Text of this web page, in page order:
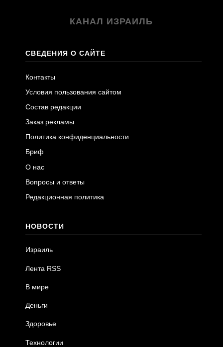
КАНАЛ ИЗРАИЛЬ
СВЕДЕНИЯ О САЙТЕ
Контакты
Условия пользования сайтом
Состав редакции
Заказ рекламы
Политика конфиденциальности
Бриф
О нас
Вопросы и ответы
Редакционная политика
НОВОСТИ
Израиль
Лента RSS
В мире
Деньги
Здоровье
Технологии